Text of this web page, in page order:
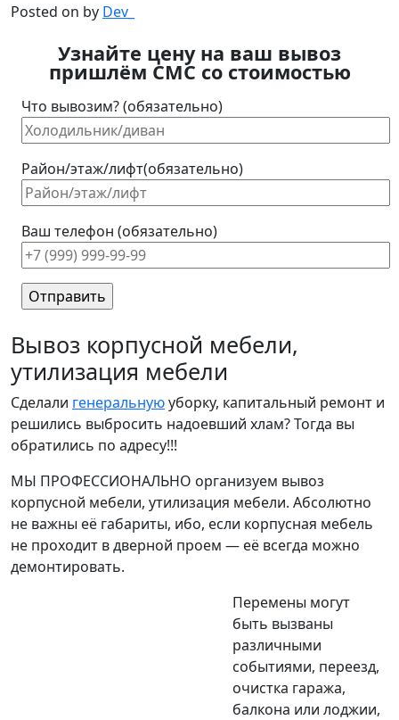
Posted on by Dev_
Узнайте цену на ваш вывоз
пришлём СМС со стоимостью
Что вывозим? (обязательно)
Район/этаж/лифт(обязательно)
Ваш телефон (обязательно)
Вывоз корпусной мебели,
утилизация мебели
Сделали генеральнуюуборку, капитальный ремонт и
решились выбросить надоевший хлам? Тогда вы
обратились по адресу!!!
МЫ ПРОФЕССИОНАЛЬНО организуем вывоз
корпусной мебели, утилизация мебели. Абсолютно
не важны её габариты, ибо, если корпусная мебель
не проходит в дверной проем — её всегда можно
демонтировать.
Перемены могут
быть вызваны
различными
событиями, переезд,
очистка гаража,
балкона или лоджии,